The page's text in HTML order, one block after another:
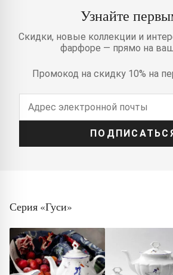
Узнайте
Скидки, новые коллекции и
фарфоре — прямо на
Промокод на скидку 10% на
Серия «Гуси»